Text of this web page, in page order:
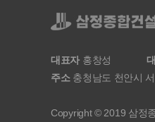
대표자 홍창성
주소충청남도 천안시
Copyright © 2019 삼정